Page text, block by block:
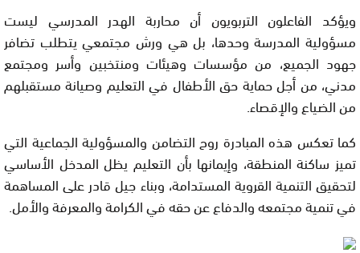
ويؤكد الفاعلون التربويون أن محاربة الهدر المدرسي ليست
مسؤولية المدرسة وحدها، بل هي ورش مجتمعي يتطلب تضافر
جهود الجميع، من مؤسسات وهيئات ومنتخبين وأسر ومجتمع
مدني، من أجل حماية حق الأطفال في التعليم وصيانة مستقبلهم
من الضياع والإقصاء.
كما تعكس هذه المبادرة روح التضامن والمسؤولية الجماعية التي
تميز ساكنة المنطقة، وإيمانها بأن التعليم يظل المدخل الأساسي
لتحقيق التنمية القروية المستدامة، وبناء جيل قادر على المساهمة
في تنمية مجتمعه والدفاع عن حقه في الكرامة والمعرفة والأمل.